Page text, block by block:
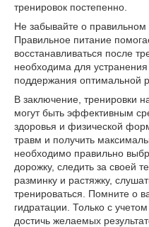
тренировок постепенно.
Не забывайте о правильном
Правильное питание
восстанавливаться после
необходима для
поддержания оптимальной
В заключение, тренировки
могут быть эффективным
здоровья и физической
травм и получить
необходимо правильно
дорожку, следить за своей
разминку и растяжку,
тренироваться. Помните о
гидратации. Только с
достичь желаемых